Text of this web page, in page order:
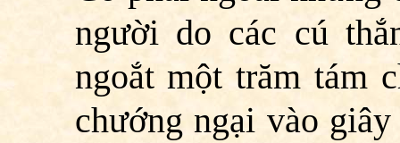
người do các cú
ngoắt một trăm tám
chướng ngại vào